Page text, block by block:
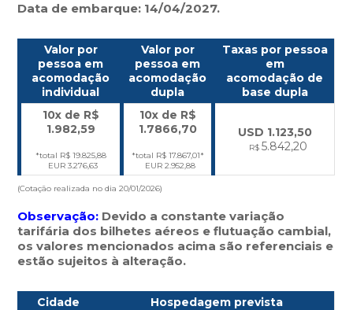
Data de embarque: 14/04/2027.
Valor por
pessoa em
acomodação
individual
Valor por
pessoa em
acomodação
dupla
Taxas por pessoa
em
acomodação de
base dupla
10x de R$
1.982,59
*total R$ 19.825,88
EUR 3.276,63
10x de R$
1.7866,70
*total R$ 17.867,01*
EUR 2.952,88
USD 1.123,50
R$5.842,20
(Cotação realizada no dia 20/01/2026)
Observação: Devido a constante variação
tarifária dos bilhetes aéreos e flutuação cambial,
os valores mencionados acima são referenciais e
estão sujeitos à alteração.
Cidade
Hospedagem prevista